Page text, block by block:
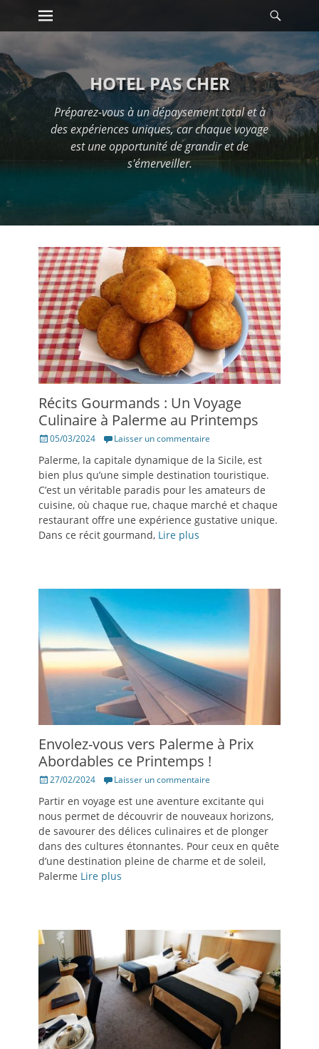
Passer
au
Premier menu
HOTEL PAS CHER
Préparez-vous à un dépaysement total et à
des expériences uniques, car chaque voyage
est une opportunité de grandir et de
s'émerveiller.
Récits Gourmands : Un Voyage
Culinaire à Palerme au Printemps
Posté05/03/2024 Laisser un commentaire
Palerme, la capitale dynamique de la Sicile, est
bien plus qu’une simple destination touristique.
C’est un véritable paradis pour les amateurs de
cuisine, où chaque rue, chaque marché et chaque
restaurant offre une expérience gustative unique.
Dans ce récit gourmand, Lire plus
Envolez-vous vers Palerme à Prix
Abordables ce Printemps !
Posté27/02/2024 Laisser un commentaire
Partir en voyage est une aventure excitante qui
nous permet de découvrir de nouveaux horizons,
de savourer des délices culinaires et de plonger
dans des cultures étonnantes. Pour ceux en quête
d’une destination pleine de charme et de soleil,
Palerme Lire plus